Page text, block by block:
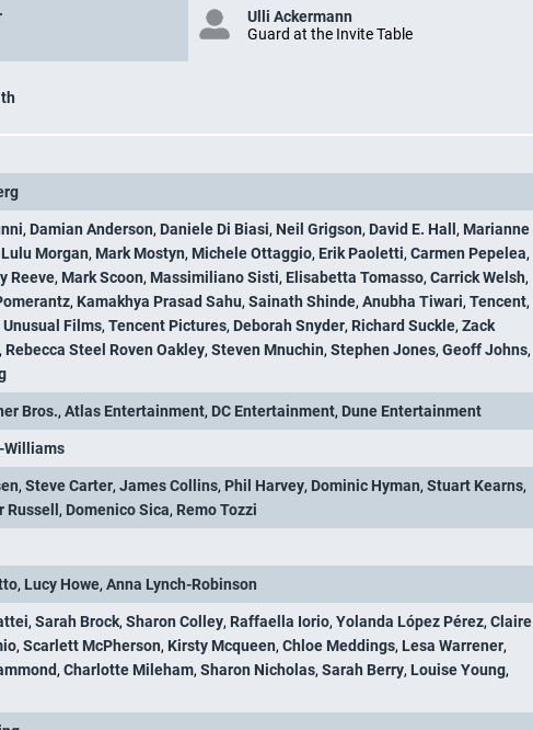
Ulli Ackermann
Guard at the Invite Table
, Damian Anderson, Daniele Di Biasi, Neil Grigson, David E. Hall , Marianne
Lulu Morgan, Mark Mostyn, Michele Ottaggio, Erik Paoletti, Carmen Pepelea,
Reeve, Mark Scoon, Massimiliano Sisti, Elisabetta Tomasso, Carrick Welsh,
, Kamakhya Prasad Sahu, Sainath Shinde, Anubha Tiwari, Tencent,
Unusual Films, Tencent Pictures, Deborah Snyder, Richard Suckle, Zack
, Rebecca Steel Roven Oakley, Steven Mnuchin, Stephen Jones, Geoff Johns,
Bros., Atlas Entertainment, DC Entertainment, Dune Entertainment
Williams
, Steve Carter, James Collins, Phil Harvey, Dominic Hyman, Stuart Kearns,
Russell , Domenico Sica, Remo Tozzi
, Lucy Howe, Anna Lynch-Robinson
, Sarah Brock, Sharon Colley, Raffaella Iorio, Yolanda López Pérez, Claire
, Scarlett McPherson, Kirsty Mcqueen, Chloe Meddings, Lesa Warrener,
, Charlotte Mileham, Sharon Nicholas, Sarah Berry, Louise Young,